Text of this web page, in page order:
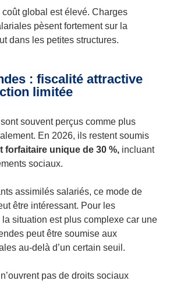
coût global est élevé. Charges
pèsent fortement sur la
dans les petites structures.
: fiscalité attractive
limitée
souvent perçus comme plus
En 2026, ils restent soumis
forfaitaire unique de 30 %, incluant
sociaux.
assimilés salariés, ce mode de
être intéressant. Pour les
situation est plus complexe car une
peut être soumise aux
au-delà d’un certain seuil.
pas de droits sociaux